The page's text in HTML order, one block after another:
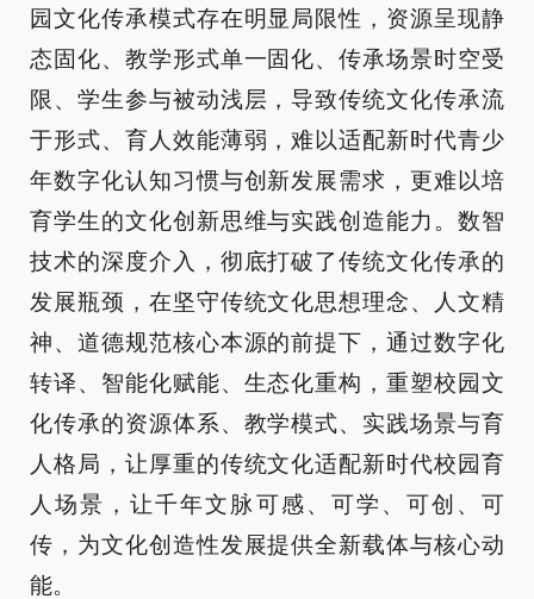
园文化传承模式存在明显局限性，资源呈现静
态固化、教学形式单一固化、传承场景时空受
限、学生参与被动浅层，导致传统文化传承流
于形式、育人效能薄弱，难以适配新时代青少
年数字化认知习惯与创新发展需求，更难以培
育学生的文化创新思维与实践创造能力。数智
技术的深度介入，彻底打破了传统文化传承的
发展瓶颈，在坚守传统文化思想理念、人文精
神、道德规范核心本源的前提下，通过数字化
转译、智能化赋能、生态化重构，重塑校园文
化传承的资源体系、教学模式、实践场景与育
人格局，让厚重的传统文化适配新时代校园育
人场景，让千年文脉可感、可学、可创、可
传，为文化创造性发展提供全新载体与核心动
能。